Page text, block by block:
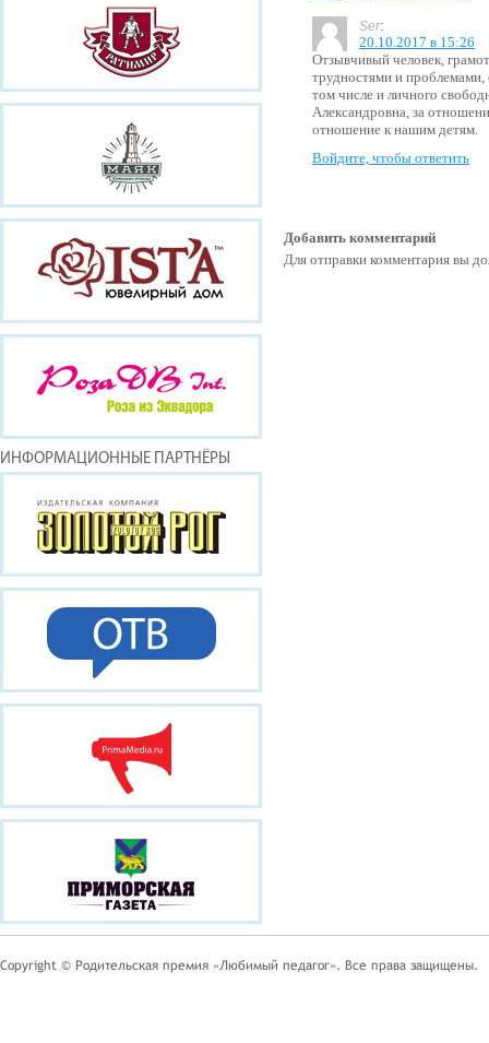
ИНФОРМАЦИОННЫЕ ПАРТНЁРЫ
Ser:
20.10.2017 в 15:26
Отзывчивый человек,
трудностями и
том числе и личного
Александровна, за
отношение к нашим детям.
Войдите, чтобы ответить
Добавить комментарий
Для отправки комментария вы
Copyright © Родительская премия «Любимый педагог». Все права защищены.